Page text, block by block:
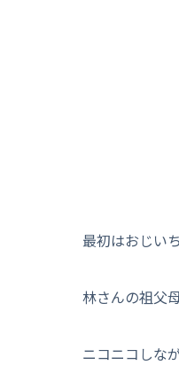
最初はおじい
林さんの祖父
ニコニコしな